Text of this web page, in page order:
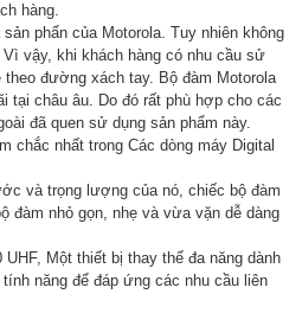
hàng.
phẩn của Motorola. Tuy nhiên không
vậy, khi khách hàng có nhu cầu sử
đường xách tay. Bộ đàm Motorola
tại châu âu. Do đó rất phù hợp cho các
đã quen sử dụng sản phẩm này.
chắc nhất trong Các dòng máy Digital
và trọng lượng của nó, chiếc bộ đàm
đàm nhỏ gọn, nhẹ và vừa vặn dễ dàng
UHF, Một thiết bị thay thế đa năng dành
năng để đáp ứng các nhu cầu liên